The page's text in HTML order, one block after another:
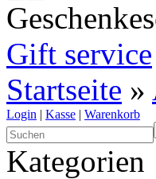
Gift service
Startseite »
Login | Kasse | Warenkorb
Kategorien